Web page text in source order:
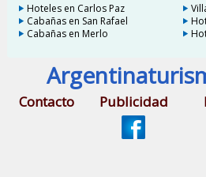
Hoteles en Carlos Paz
Cabañas en San Rafael
Cabañas en Merlo
Contacto Publicidad